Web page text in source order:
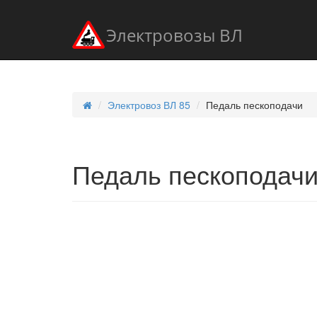
Электровозы ВЛ
Электровоз ВЛ 85 Педаль пескоподачи
Педаль пескоподачи